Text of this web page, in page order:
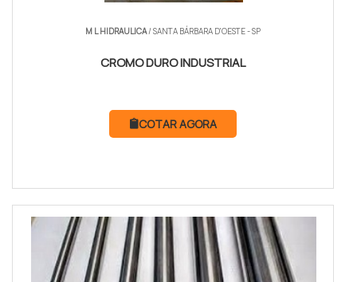
M L HIDRAULICA/ SANTA BÁRBARA D'OESTE - SP
CROMO DURO INDUSTRIAL
COTAR AGORA